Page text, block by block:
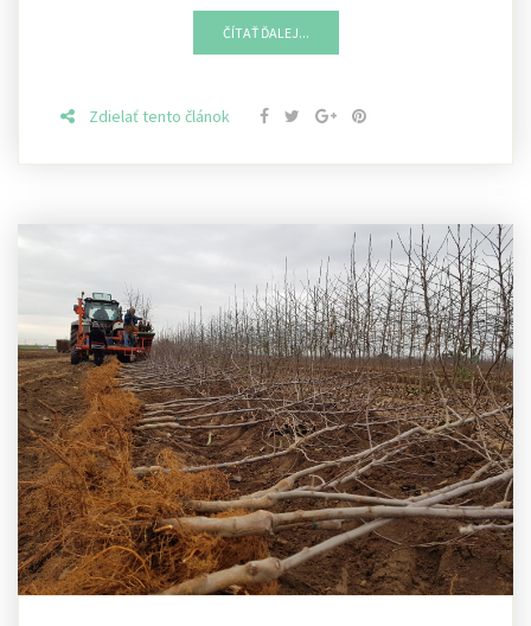
ČÍTAŤ ĎALEJ...
Zdielať tento článok